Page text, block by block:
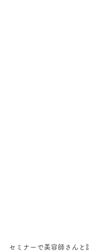
セミナーで美容師さんと